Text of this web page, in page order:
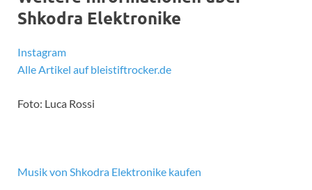
Shkodra Elektronike
Instagram
Alle Artikel auf bleistiftrocker.de
Foto: Luca Rossi
Musik von Shkodra Elektronike kaufen